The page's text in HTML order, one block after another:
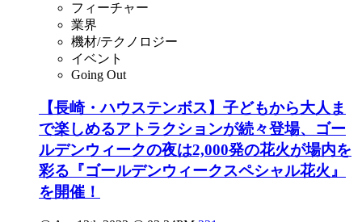
フィーチャー
業界
機材/テクノロジー
イベント
Going Out
【長崎・ハウステンボス】子どもから大人ま
で楽しめるアトラクションが続々登場、ゴー
ルデンウィークの夜は2,000発の花火が場内を
彩る『ゴールデンウィークスペシャル花火』
を開催！